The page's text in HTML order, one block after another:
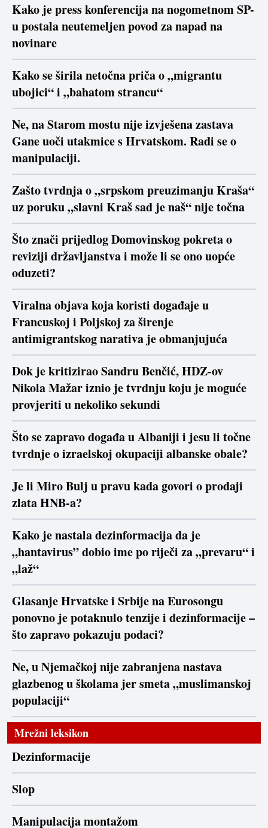
Kako je press konferencija na nogometnom SP-
u postala neutemeljen povod za napad na
novinare
Kako se širila netočna priča o „migrantu
ubojici“ i „bahatom strancu“
Ne, na Starom mostu nije izvješena zastava
Gane uoči utakmice s Hrvatskom. Radi se o
manipulaciji.
Zašto tvrdnja o „srpskom preuzimanju Kraša“
uz poruku „slavni Kraš sad je naš“ nije točna
Što znači prijedlog Domovinskog pokreta o
reviziji državljanstva i može li se ono uopće
oduzeti?
Viralna objava koja koristi događaje u
Francuskoj i Poljskoj za širenje
antimigrantskog narativa je obmanjujuća
Dok je kritizirao Sandru Benčić, HDZ-ov
Nikola Mažar iznio je tvrdnju koju je moguće
provjeriti u nekoliko sekundi
Što se zapravo događa u Albaniji i jesu li točne
tvrdnje o izraelskoj okupaciji albanske obale?
Je li Miro Bulj u pravu kada govori o prodaji
zlata HNB-a?
Kako je nastala dezinformacija da je
„hantavirus” dobio ime po riječi za „prevaru“ i
„laž“
Glasanje Hrvatske i Srbije na Eurosongu
ponovno je potaknulo tenzije i dezinformacije –
što zapravo pokazuju podaci?
Ne, u Njemačkoj nije zabranjena nastava
glazbenog u školama jer smeta „muslimanskoj
populaciji“
Mrežni leksikon
Dezinformacije
Slop
Manipulacija montažom